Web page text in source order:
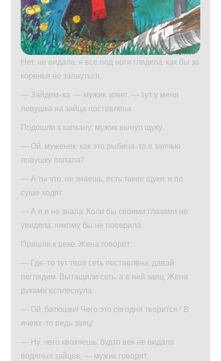
Нет, не видала, я все под ноги глядела, как бы за
коренья не запнуться.
— Зайдем-ка, — мужик зовет, — тут у меня
ловушка на зайца поставлена.
Подошли к капкану, мужик вынул щуку.
— Ой, муженек, как это рыбина-то в заячью
ловушку попала?
— А ты что, не знаешь, есть такие щуки: и по
суше ходят.
— А я и не знала. Коли бы своими глазами не
увидела, никому бы не поверила.
Пришли к реке. Жена говорит:
— Где-то тут твоя сеть поставлена, давай
поглядим. Вытащили сеть, а в ней заяц. Жена
руками всплеснула:
— Ой, батюшки! Чего это сегодня творится? В
ячеях-то ведь заяц!
— Ну, чего квохчешь, будто век не видала
водяных зайцев, — мужик говорит.